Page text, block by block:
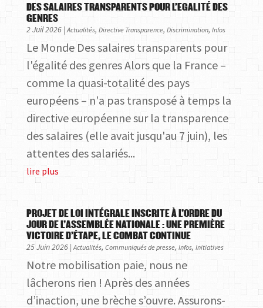
DES SALAIRES TRANSPARENTS POUR L’EGALITÉ DES
GENRES
2 Juil 2026|Actualités, Directive Transparence, Discrimination, Infos
Le Monde Des salaires transparents pour
l'égalité des genres Alors que la France –
comme la quasi-totalité des pays
européens – n'a pas transposé à temps la
directive européenne sur la transparence
des salaires (elle avait jusqu'au 7 juin), les
attentes des salariés...
lire plus
PROJET DE LOI INTÉGRALE INSCRITE À L’ORDRE DU
JOUR DE L’ASSEMBLÉE NATIONALE : UNE PREMIÈRE
VICTOIRE D’ÉTAPE, LE COMBAT CONTINUE
25 Juin 2026|Actualités, Communiqués de presse, Infos, Initiatives
Notre mobilisation paie, nous ne
lâcherons rien ! Après des années
d’inaction, une brèche s’ouvre. Assurons-